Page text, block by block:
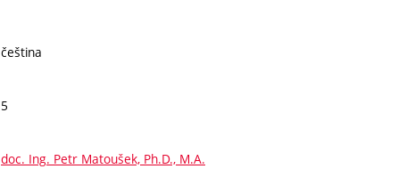
čeština
5
doc. Ing. Petr Matoušek, Ph.D., M.A.